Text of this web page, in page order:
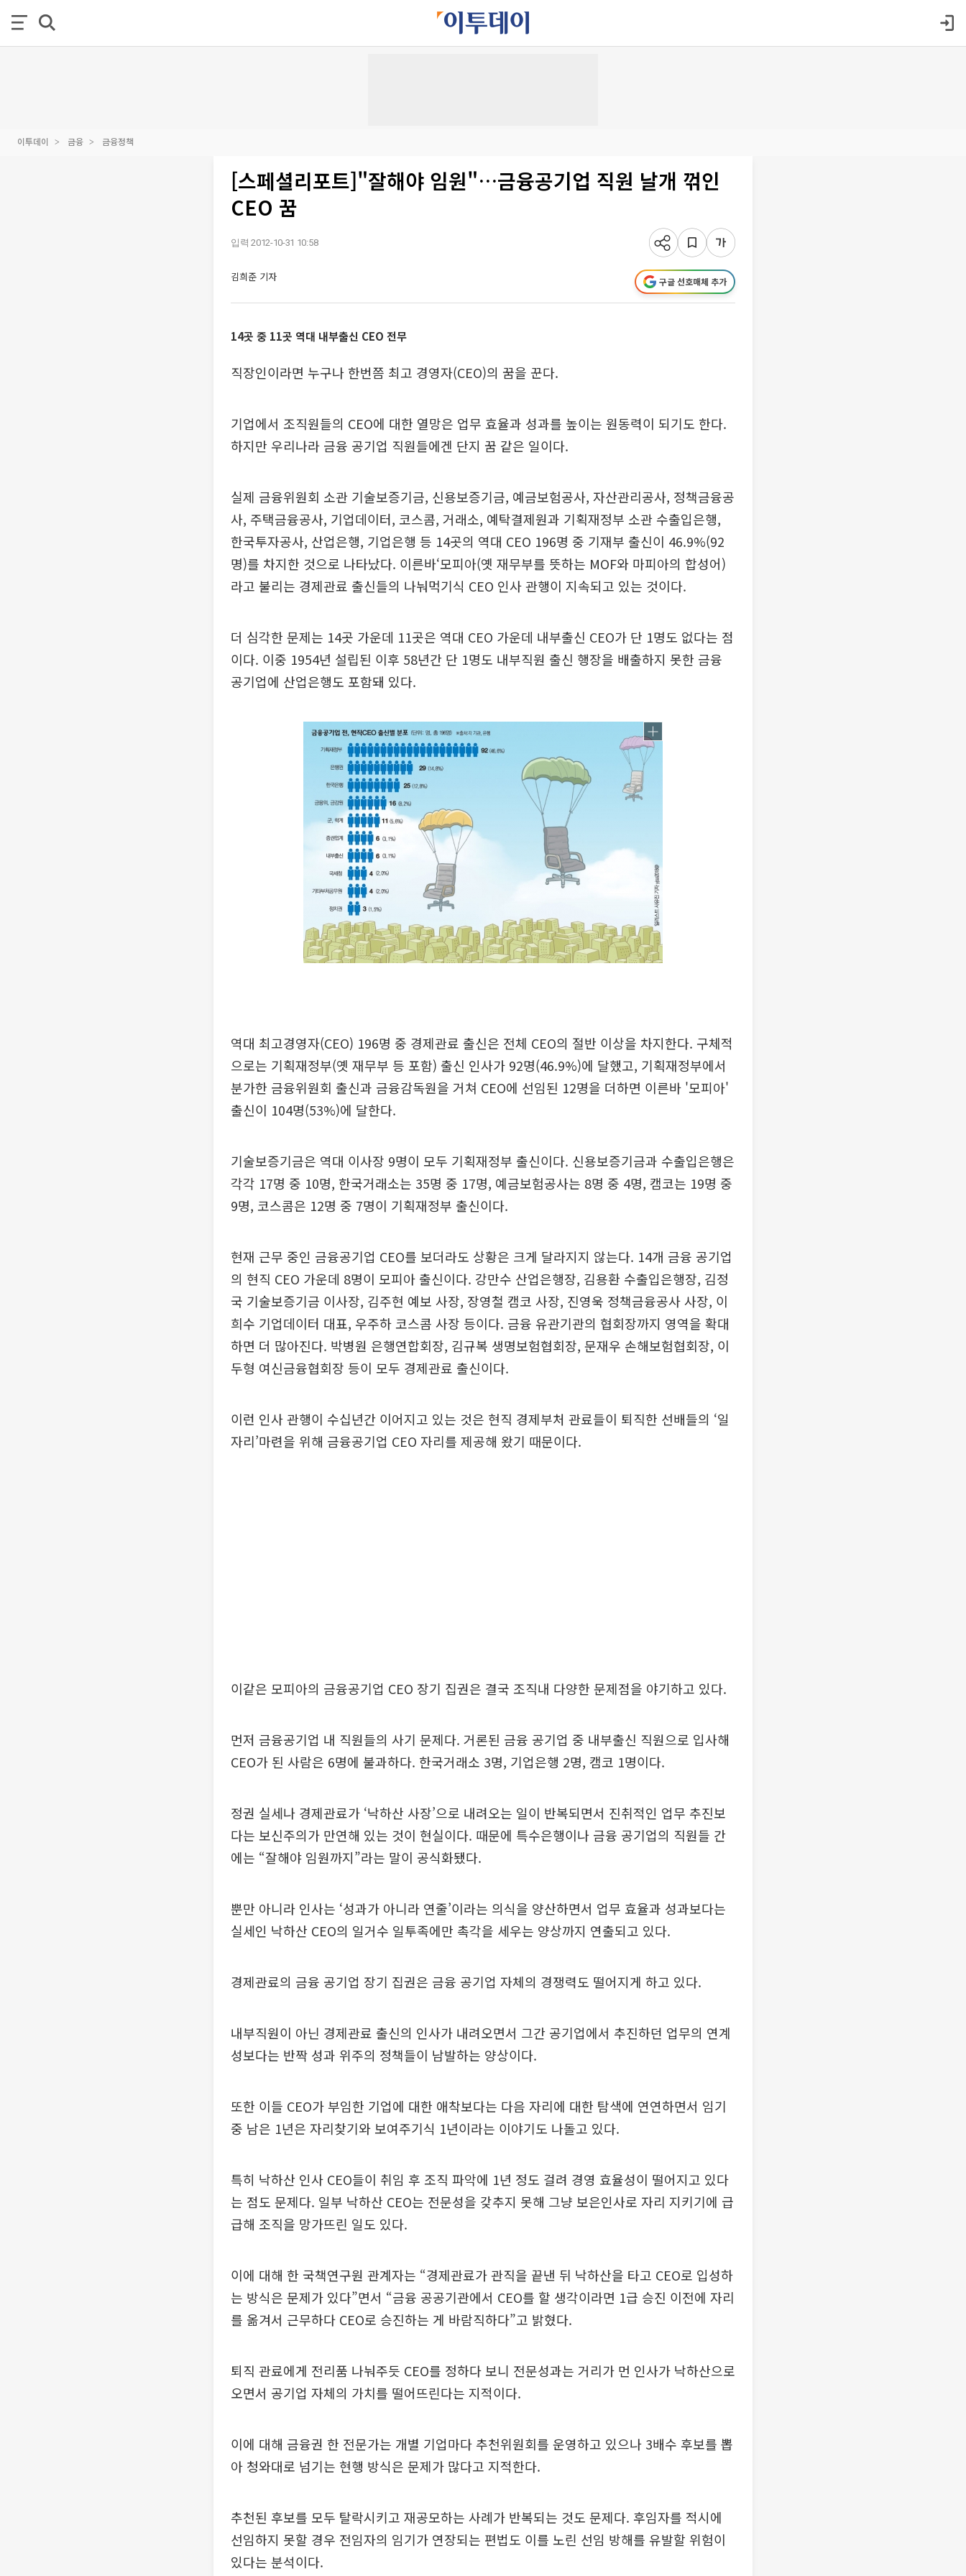
이투데이 금융 금융정책
[스페셜리포트]"잘해야 임원"…금융공기업 직원 날개 꺾인
CEO 꿈
입력 2012-10-31 10:58
김희준 기자 구글 선호매체 추가
14곳 중 11곳 역대 내부출신 CEO 전무
직장인이라면 누구나 한번쯤 최고 경영자(CEO)의 꿈을 꾼다.
기업에서 조직원들의 CEO에 대한 열망은 업무 효율과 성과를 높이는 원동력이 되기도 한다.
하지만 우리나라 금융 공기업 직원들에겐 단지 꿈 같은 일이다.
실제 금융위원회 소관 기술보증기금, 신용보증기금, 예금보험공사, 자산관리공사, 정책금융공
사, 주택금융공사, 기업데이터, 코스콤, 거래소, 예탁결제원과 기획재정부 소관 수출입은행,
한국투자공사, 산업은행, 기업은행 등 14곳의 역대 CEO 196명 중 기재부 출신이 46.9%(92
명)를 차지한 것으로 나타났다. 이른바‘모피아(옛 재무부를 뜻하는 MOF와 마피아의 합성어)
라고 불리는 경제관료 출신들의 나눠먹기식 CEO 인사 관행이 지속되고 있는 것이다.
더 심각한 문제는 14곳 가운데 11곳은 역대 CEO 가운데 내부출신 CEO가 단 1명도 없다는 점
이다. 이중 1954년 설립된 이후 58년간 단 1명도 내부직원 출신 행장을 배출하지 못한 금융
공기업에 산업은행도 포함돼 있다.
역대 최고경영자(CEO) 196명 중 경제관료 출신은 전체 CEO의 절반 이상을 차지한다. 구체적
으로는 기획재정부(옛 재무부 등 포함) 출신 인사가 92명(46.9%)에 달했고, 기획재정부에서
분가한 금융위원회 출신과 금융감독원을 거쳐 CEO에 선임된 12명을 더하면 이른바 '모피아'
출신이 104명(53%)에 달한다.
기술보증기금은 역대 이사장 9명이 모두 기획재정부 출신이다. 신용보증기금과 수출입은행은
각각 17명 중 10명, 한국거래소는 35명 중 17명, 예금보험공사는 8명 중 4명, 캠코는 19명 중
9명, 코스콤은 12명 중 7명이 기획재정부 출신이다.
현재 근무 중인 금융공기업 CEO를 보더라도 상황은 크게 달라지지 않는다. 14개 금융 공기업
의 현직 CEO 가운데 8명이 모피아 출신이다. 강만수 산업은행장, 김용환 수출입은행장, 김정
국 기술보증기금 이사장, 김주현 예보 사장, 장영철 캠코 사장, 진영욱 정책금융공사 사장, 이
희수 기업데이터 대표, 우주하 코스콤 사장 등이다. 금융 유관기관의 협회장까지 영역을 확대
하면 더 많아진다. 박병원 은행연합회장, 김규복 생명보험협회장, 문재우 손해보험협회장, 이
두형 여신금융협회장 등이 모두 경제관료 출신이다.
이런 인사 관행이 수십년간 이어지고 있는 것은 현직 경제부처 관료들이 퇴직한 선배들의 ‘일
자리’마련을 위해 금융공기업 CEO 자리를 제공해 왔기 때문이다.
이같은 모피아의 금융공기업 CEO 장기 집권은 결국 조직내 다양한 문제점을 야기하고 있다.
먼저 금융공기업 내 직원들의 사기 문제다. 거론된 금융 공기업 중 내부출신 직원으로 입사해
CEO가 된 사람은 6명에 불과하다. 한국거래소 3명, 기업은행 2명, 캠코 1명이다.
정권 실세나 경제관료가 ‘낙하산 사장’으로 내려오는 일이 반복되면서 진취적인 업무 추진보
다는 보신주의가 만연해 있는 것이 현실이다. 때문에 특수은행이나 금융 공기업의 직원들 간
에는 “잘해야 임원까지”라는 말이 공식화됐다.
뿐만 아니라 인사는 ‘성과가 아니라 연줄’이라는 의식을 양산하면서 업무 효율과 성과보다는
실세인 낙하산 CEO의 일거수 일투족에만 촉각을 세우는 양상까지 연출되고 있다.
경제관료의 금융 공기업 장기 집권은 금융 공기업 자체의 경쟁력도 떨어지게 하고 있다.
내부직원이 아닌 경제관료 출신의 인사가 내려오면서 그간 공기업에서 추진하던 업무의 연계
성보다는 반짝 성과 위주의 정책들이 남발하는 양상이다.
또한 이들 CEO가 부임한 기업에 대한 애착보다는 다음 자리에 대한 탐색에 연연하면서 임기
중 남은 1년은 자리찾기와 보여주기식 1년이라는 이야기도 나돌고 있다.
특히 낙하산 인사 CEO들이 취임 후 조직 파악에 1년 정도 걸려 경영 효율성이 떨어지고 있다
는 점도 문제다. 일부 낙하산 CEO는 전문성을 갖추지 못해 그냥 보은인사로 자리 지키기에 급
급해 조직을 망가뜨린 일도 있다.
이에 대해 한 국책연구원 관계자는 “경제관료가 관직을 끝낸 뒤 낙하산을 타고 CEO로 입성하
는 방식은 문제가 있다”면서 “금융 공공기관에서 CEO를 할 생각이라면 1급 승진 이전에 자리
를 옮겨서 근무하다 CEO로 승진하는 게 바람직하다”고 밝혔다.
퇴직 관료에게 전리품 나눠주듯 CEO를 정하다 보니 전문성과는 거리가 먼 인사가 낙하산으로
오면서 공기업 자체의 가치를 떨어뜨린다는 지적이다.
이에 대해 금융권 한 전문가는 개별 기업마다 추천위원회를 운영하고 있으나 3배수 후보를 뽑
아 청와대로 넘기는 현행 방식은 문제가 많다고 지적한다.
추천된 후보를 모두 탈락시키고 재공모하는 사례가 반복되는 것도 문제다. 후임자를 적시에
선임하지 못할 경우 전임자의 임기가 연장되는 편법도 이를 노린 선임 방해를 유발할 위험이
있다는 분석이다.